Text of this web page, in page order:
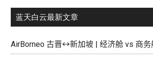
蓝天白云最新文章
AirBorneo 古晋↔新加坡 | 经济舱 vs 商务